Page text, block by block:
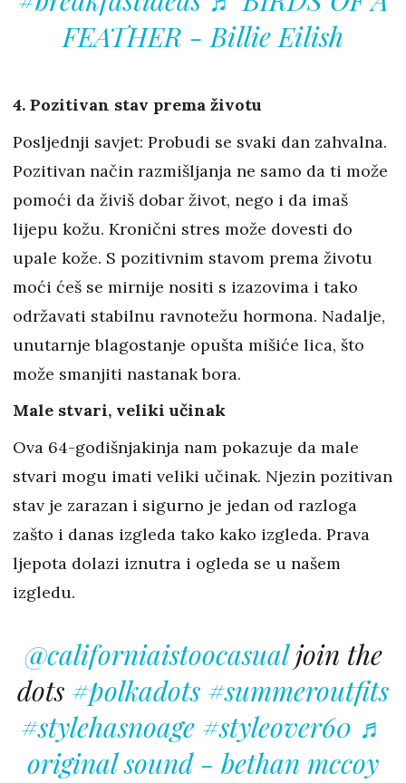
FEATHER - Billie Eilish
4. Pozitivan stav prema životu
Posljednji savjet: Probudi se svaki dan zahvalna.
Pozitivan način razmišljanja ne samo da ti može
pomoći da živiš dobar život, nego i da imaš
lijepu kožu. Kronični stres može dovesti do
upale kože. S pozitivnim stavom prema životu
moći ćeš se mirnije nositi s izazovima i tako
održavati stabilnu ravnotežu hormona. Nadalje,
unutarnje blagostanje opušta mišiće lica, što
može smanjiti nastanak bora.
Male stvari, veliki učinak
Ova 64-godišnjakinja nam pokazuje da male
stvari mogu imati veliki učinak. Njezin pozitivan
stav je zarazan i sigurno je jedan od razloga
zašto i danas izgleda tako kako izgleda. Prava
ljepota dolazi iznutra i ogleda se u našem
izgledu.
@californiaistoocasualjoin the
dots #polkadots #summeroutfits
#stylehasnoage #styleover60 ♬
original sound - bethan mccoy